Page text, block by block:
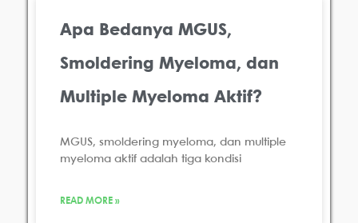
Apa Bedanya MGUS,
Smoldering Myeloma, dan
Multiple Myeloma Aktif?
MGUS, smoldering myeloma, dan multiple
myeloma aktif adalah tiga kondisi
READ MORE »